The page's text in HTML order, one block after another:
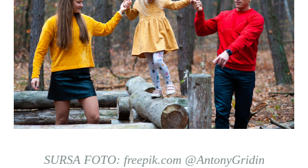
SURSA FOTO: freepik.com @AntonyGridin